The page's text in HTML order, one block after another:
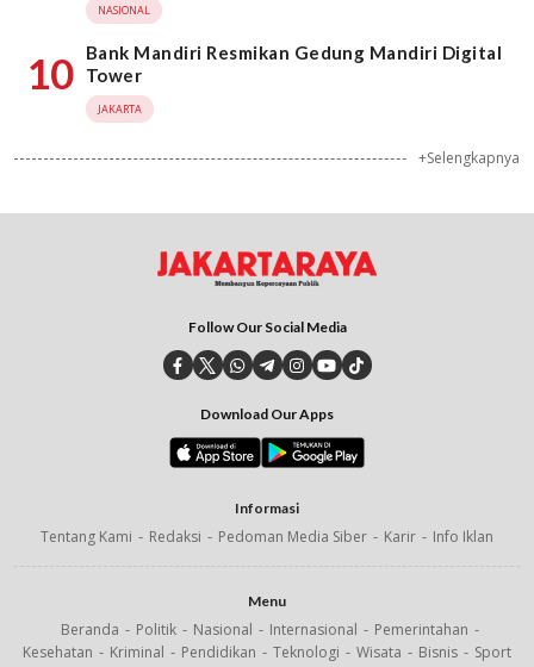
NASIONAL
10
Bank Mandiri Resmikan Gedung Mandiri Digital
Tower
JAKARTA
+Selengkapnya
Follow Our Social Media
Download Our Apps
Informasi
Tentang Kami Redaksi Pedoman Media Siber Karir Info Iklan
Menu
Beranda Politik Nasional Internasional
Pemerintahan
Kesehatan
Kriminal Pendidikan Teknologi Wisata Bisnis Sport